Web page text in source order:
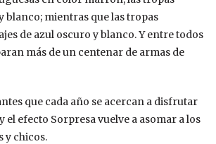
blanco; mientras que las tropas
de azul oscuro y blanco. Y entre todos
más de un centenar de armas de
que cada año se acercan a disfrutar
el efecto Sorpresa vuelve a asomar a los
y chicos.